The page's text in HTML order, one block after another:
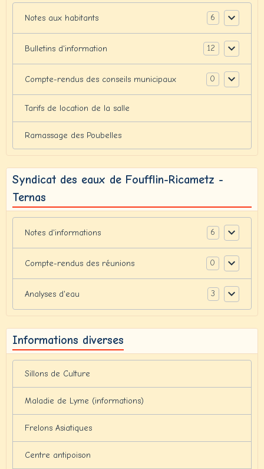
Notes aux habitants 6
Bulletins d'information 12
Compte-rendus des conseils municipaux 0
Tarifs de location de la salle
Ramassage des Poubelles
Syndicat des eaux de Foufflin-Ricametz -
Ternas
Notes d'informations 6
Compte-rendus des réunions 0
Analyses d'eau 3
Informations diverses
Sillons de Culture
Maladie de Lyme (informations)
Frelons Asiatiques
Centre antipoison